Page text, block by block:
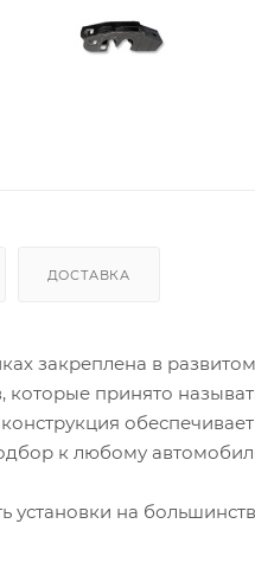
ДОСТАВКА
закреплена в
принято
к любому
установки на